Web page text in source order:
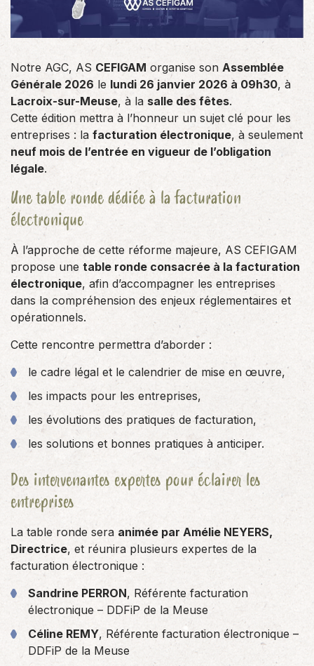
Notre AGC, AS CEFIGAM organise son Assemblée
Générale 2026 le lundi 26 janvier 2026 à 09h30, à
Lacroix-sur-Meuse, à la salle des fêtes.
Cette édition mettra à l’honneur un sujet clé pour les
entreprises : la facturation électronique, à seulement
neuf mois de l’entrée en vigueur de l’obligation
légale.
Une table ronde dédiée à la facturation
électronique
À l’approche de cette réforme majeure, AS CEFIGAM
propose une table ronde consacrée à la facturation
électronique, afin d’accompagner les entreprises
dans la compréhension des enjeux réglementaires et
opérationnels.
Cette rencontre permettra d’aborder :
le cadre légal et le calendrier de mise en œuvre,
les impacts pour les entreprises,
les évolutions des pratiques de facturation,
les solutions et bonnes pratiques à anticiper.
Des intervenantes expertes pour éclairer les
entreprises
La table ronde sera animée par Amélie NEYERS,
Directrice, et réunira plusieurs expertes de la
facturation électronique :
Sandrine PERRON, Référente facturation
électronique – DDFiP de la Meuse
Céline REMY, Référente facturation électronique –
DDFiP de la Meuse